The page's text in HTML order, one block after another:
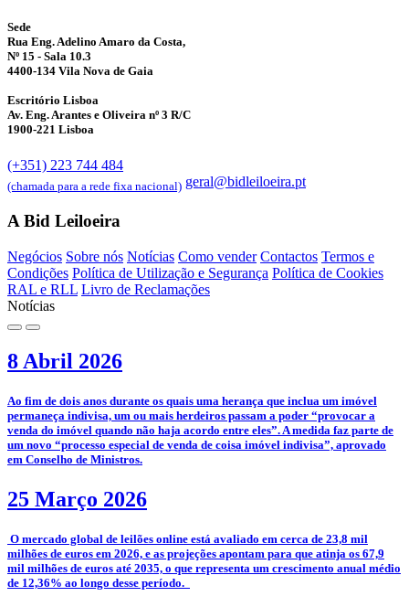
Sede
Rua Eng. Adelino Amaro da Costa,
Nº 15 - Sala 10.3
4400-134 Vila Nova de Gaia
Escritório Lisboa
Av. Eng. Arantes e Oliveira nº 3 R/C
1900-221 Lisboa
(+351) 223 744 484
(chamada para a rede fixa nacional) geral@bidleiloeira.pt
A Bid Leiloeira
Negócios Sobre nós Notícias Como vender Contactos Termos e
Condições Política de Utilização e Segurança Política de Cookies
RAL e RLL Livro de Reclamações
Notícias
8 Abril 2026
­Ao fim de dois anos durante os quais uma herança que inclua um imóvel
permaneça indivisa, um ou mais herdeiros passam a poder “provocar a
venda do imóvel quando não haja acordo entre eles”. A medida faz parte de
um novo “processo especial de venda de coisa imóvel indivisa”, aprovado
em Conselho de Ministros.
25 Março 2026
­­ O mercado global de leilões online está avaliado em cerca de 23,8 mil
milhões de euros em 2026, e as projeções apontam para que atinja os 67,9
mil milhões de euros até 2035, o que representa um crescimento anual médio
de 12,36% ao longo desse período.